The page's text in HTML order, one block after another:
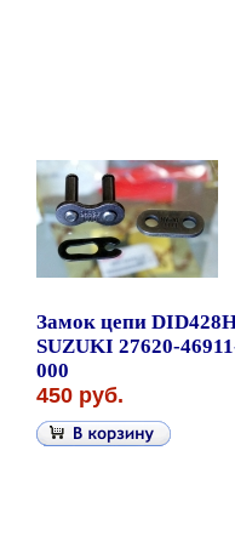
Замок цепи
SUZUKI 27620-
000
450 руб.